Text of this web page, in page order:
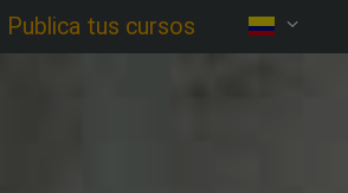
Publica tus cursos